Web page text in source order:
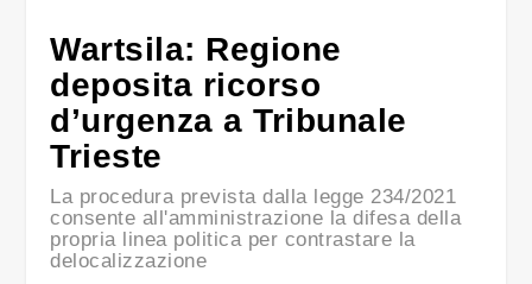
Wartsila: Regione
deposita ricorso
d’urgenza a Tribunale
Trieste
La procedura prevista dalla legge 234/2021
consente all'amministrazione la difesa della
propria linea politica per contrastare la
delocalizzazione